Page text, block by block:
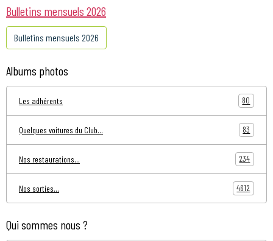
Bulletins mensuels 2026
Bulletins mensuels 2026
Albums photos
Les adhérents 80
Quelques voitures du Club... 83
Nos restaurations... 234
Nos sorties... 4612
Qui sommes nous ?